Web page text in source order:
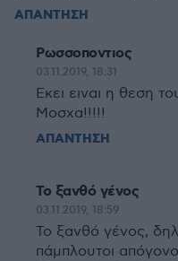
ΑΠΑΝΤΗΣΗ
Ρωσσοποντιος
03.11.2019, 18:31
Εκει ειναι η θεση
Μοσχα!!!!!
ΑΠΑΝΤΗΣΗ
Το ξανθό γένος
03.11.2019, 18:59
Το ξανθό γένος,
πάμπλουτοι